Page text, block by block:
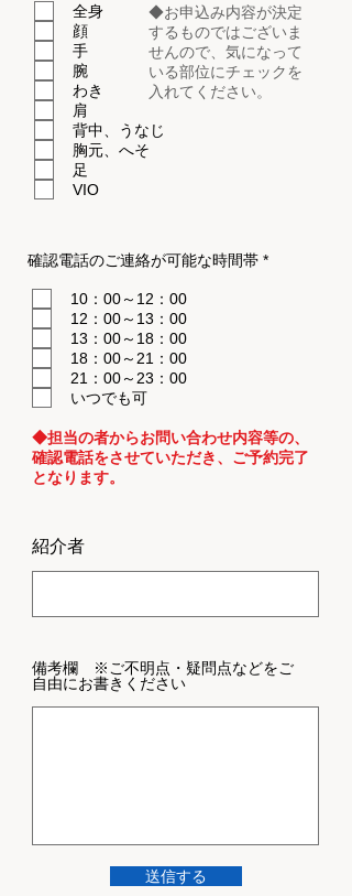
全身
顔
手
腕
わき
肩
背中、うなじ
胸元、へそ
足
VIO
◆お申込み内容が決定
するものではございま
せんので、 気になって
いる部位にチェックを
入れてください。
確認電話のご連絡が可能な時間帯 *
10：00～12：00
12：00～13：00
13：00～18：00
18：00～21：00
21：00～23：00
いつでも可
◆担当の者からお問い合わせ内容等の、
確認電話をさせていただき、ご予約完了
となります。
紹介者
備考欄 ※ご不明点・疑問点などをご
自由にお書きください
送信する